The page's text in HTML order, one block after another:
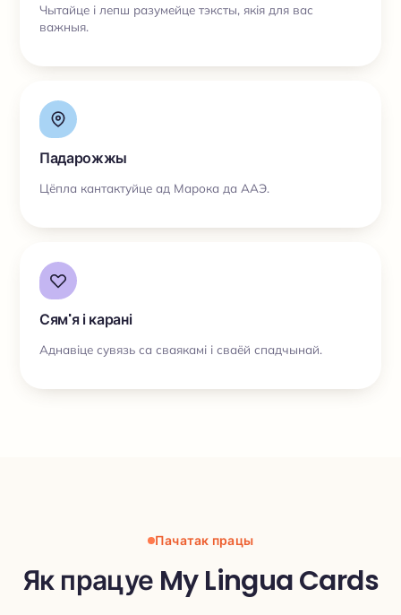
Чытайце і лепш разумейце тэксты, якія для вас
важныя.
Падарожжы
Цёпла кантактуйце ад Марока да ААЭ.
Сям'я і карані
Аднавіце сувязь са сваякамі і сваёй спадчынай.
Пачатак працы
Як працуе My Lingua Cards